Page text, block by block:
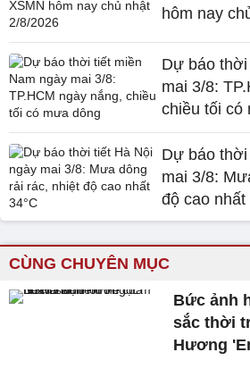
hôm nay
Dự báo
mai 3/8:
chiều tối có
Dự báo
mai 3/8:
độ cao nhất
CÙNG CHUYÊN MỤC
Bức ảnh
sắc thời
Hương